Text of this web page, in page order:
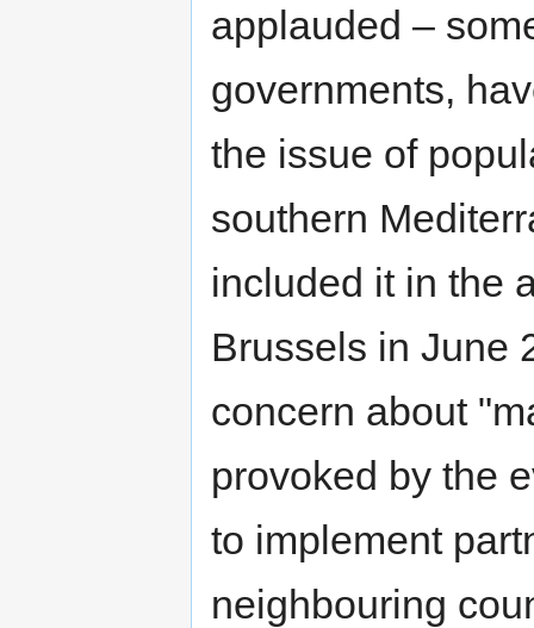
applauded –
governments,
the issue of
southern
included it in the
Brussels in June
concern about
provoked by the
to implement
neighbouring